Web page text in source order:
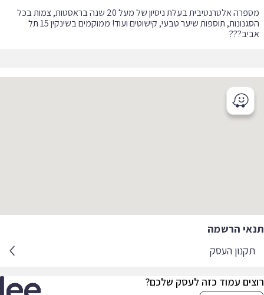
מספרה אלטרנטיבית בעלת ניסיון של מעל 20 שנה בראסטות, צמות בכל
הסגנונות, תוספות שיער טבעי, קישוטים ועוד! ממוקמים בשינקין 15 תל
הרשמה
תקנון העסק
עמוד כזה לעסק שלכם?